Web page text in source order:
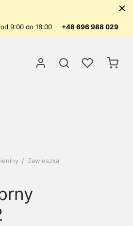
9:00 do 18:00 +48 696 988 029
/ Zawieszka